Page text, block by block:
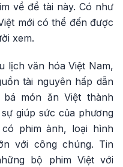
về đề tài này. Có như
mới có thể đến được
xem.
lịch văn hóa Việt Nam,
tài nguyên hấp dẫn
món ăn Việt thành
giúp sức của phương
phim ảnh, loại hình
với công chúng. Tin
bộ phim Việt với